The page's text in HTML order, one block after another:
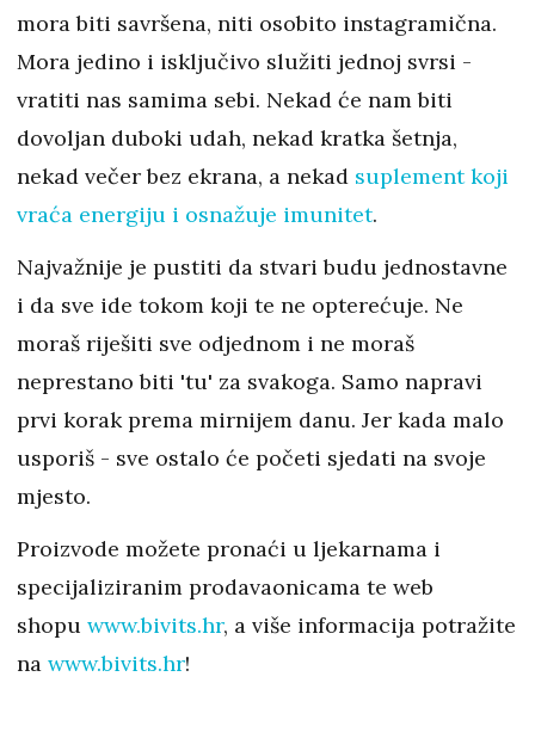
mora biti savršena, niti osobito instagramična.
Mora jedino i isključivo služiti jednoj svrsi -
vratiti nas samima sebi. Nekad će nam biti
dovoljan duboki udah, nekad kratka šetnja,
nekad večer bez ekrana, a nekad suplement koji
vraća energiju i osnažuje imunitet.
Najvažnije je pustiti da stvari budu jednostavne
i da sve ide tokom koji te ne opterećuje. Ne
moraš riješiti sve odjednom i ne moraš
neprestano biti 'tu' za svakoga. Samo napravi
prvi korak prema mirnijem danu. Jer kada malo
usporiš - sve ostalo će početi sjedati na svoje
mjesto.
Proizvode možete pronaći u ljekarnama i
specijaliziranim prodavaonicama te web
shopu www.bivits.hr, a više informacija potražite
na www.bivits.hr!